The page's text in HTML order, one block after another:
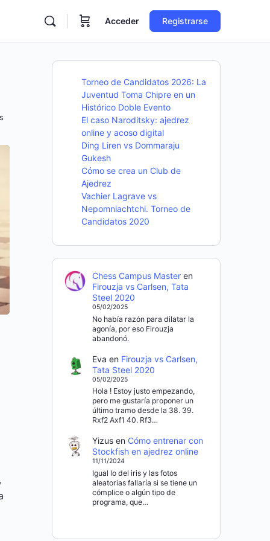
Acceder Registrarse
Torneo de Candidatos 2026: La
Juventud Toma Chipre en un
Histórico Doble Evento
El caso Naroditsky: ajedrez
online y acoso digital
Ding Liren vs Dommaraju
Gukesh
Cómo se crea un Club de
Ajedrez
Vachier Lagrave vs
Nepomniachtchi. Torneo de
Candidatos 2020
Chess Campus Masteren
Firouzja vs Carlsen, Tata
Steel 2020
05/02/2025
No había razón para dilatar la
agonía, por eso Firouzja
abandonó.
Eva en Firouzja vs Carlsen,
Tata Steel 2020
05/02/2025
Hola ! Estoy justo empezando,
pero me gustaría proponer un
último tramo desde la 38. 39.
Rxf2 Axf1 40. Rf3…
Yizusen Cómo entrenar con
Stockfish en ajedrez online
11/11/2024
Igual lo del iris y las fotos
aleatorias fallaría si se tiene un
cómplice o algún tipo de
programa, que…